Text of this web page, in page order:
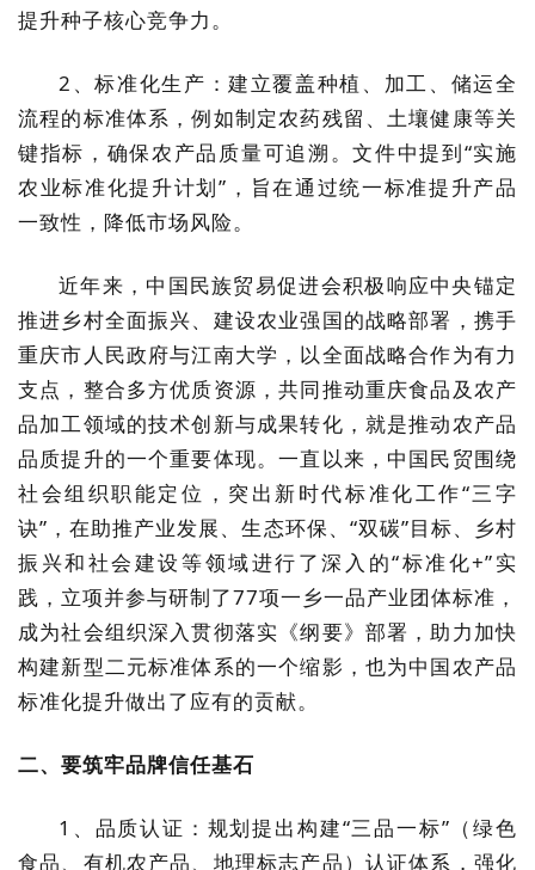
提升种子核心竞争力。
2、标准化生产：建立覆盖种植、加工、储运全
流程的标准体系，例如制定农药残留、土壤健康等关
键指标，确保农产品质量可追溯。文件中提到“实施
农业标准化提升计划”，旨在通过统一标准提升产品
一致性，降低市场风险。
近年来，中国民族贸易促进会积极响应中央锚定
推进乡村全面振兴、建设农业强国的战略部署，携手
重庆市人民政府与江南大学，以全面战略合作为有力
支点，整合多方优质资源，共同推动重庆食品及农产
品加工领域的技术创新与成果转化，就是推动农产品
品质提升的一个重要体现。一直以来，中国民贸围绕
社会组织职能定位，突出新时代标准化工作“三字
诀”，在助推产业发展、生态环保、“双碳”目标、乡村
振兴和社会建设等领域进行了深入的“标准化+”实
践，立项并参与研制了77项一乡一品产业团体标准，
成为社会组织深入贯彻落实《纲要》部署，助力加快
构建新型二元标准体系的一个缩影，也为中国农产品
标准化提升做出了应有的贡献。
二、要筑牢品牌信任基石
1、品质认证：规划提出构建“三品一标”（绿色
食品、有机农产品、地理标志产品）认证体系，强化